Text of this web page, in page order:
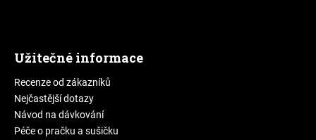
Užitečné informace
Recenze od zákazníků
Nejčastější dotazy
Návod na dávkování
Péče o pračku a sušičku